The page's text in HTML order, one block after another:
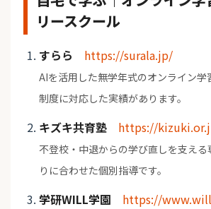
リースクール
すらら https://surala.jp/
AIを活用した無学年式のオンライン学
制度に対応した実績があります。
キズキ共育塾 https://
不登校・中退からの学び直しを支える
りに合わせた個別指導です。
学研WILL学園 https://